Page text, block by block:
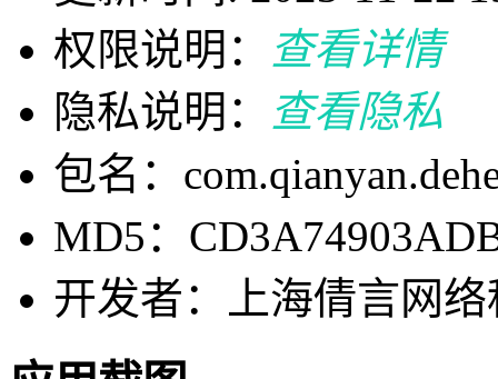
权限说明：
查看详情
隐私说明：
查看隐私
包名：
MD5：
开发者：上海倩言网